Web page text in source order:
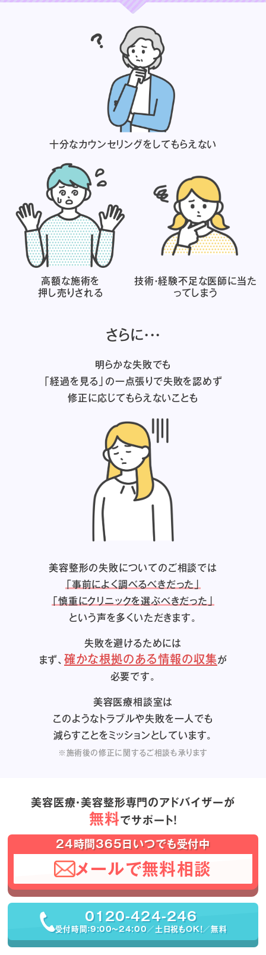
十分なカウンセリングをしてもらえない
高額な施術を
押し売りされる
技術・経験不足な医師に当た
ってしまう
さらに・・・
明らかな失敗でも
「経過を見る」の一点張りで失敗を認めず
修正に応じてもらえないことも
美容整形の失敗についてのご相談では
「事前によく調べるべきだった」
「慎重にクリニックを選ぶべきだった」
という声を多くいただきます。
失敗を避けるためには
まず、確かな根拠のある情報の収集が
必要です。
美容医療相談室は
このようなトラブルや失敗を一人でも
減らすことをミッションとしています。
※施術後の修正に関するご相談も承ります
美容医療・美容整形専門のアドバイザーが
無料でサポート！
24時間365日いつでも受付中
メールで無料相談
0120-424-246
受付時間：9:00〜24:00／土日祝もOK！／無料